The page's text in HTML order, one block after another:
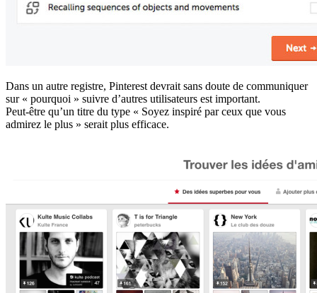
Dans un autre registre, Pinterest devrait sans doute de communiquer
sur « pourquoi » suivre d’autres utilisateurs est important.
Peut-être qu’un titre du type « Soyez inspiré par ceux que vous
admirez le plus » serait plus efficace.